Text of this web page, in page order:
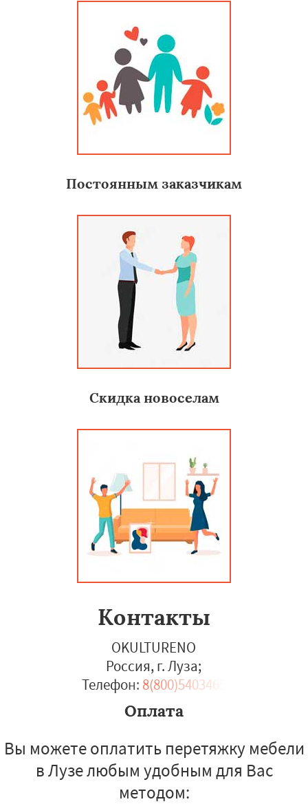
Постоянным заказчикам
Скидка новоселам
Контакты
OKULTURENO
Россия, г. Луза;
Телефон: 8(800)5403465
Оплата
Вы можете оплатить перетяжку мебели
в Лузе любым удобным для Вас
методом: